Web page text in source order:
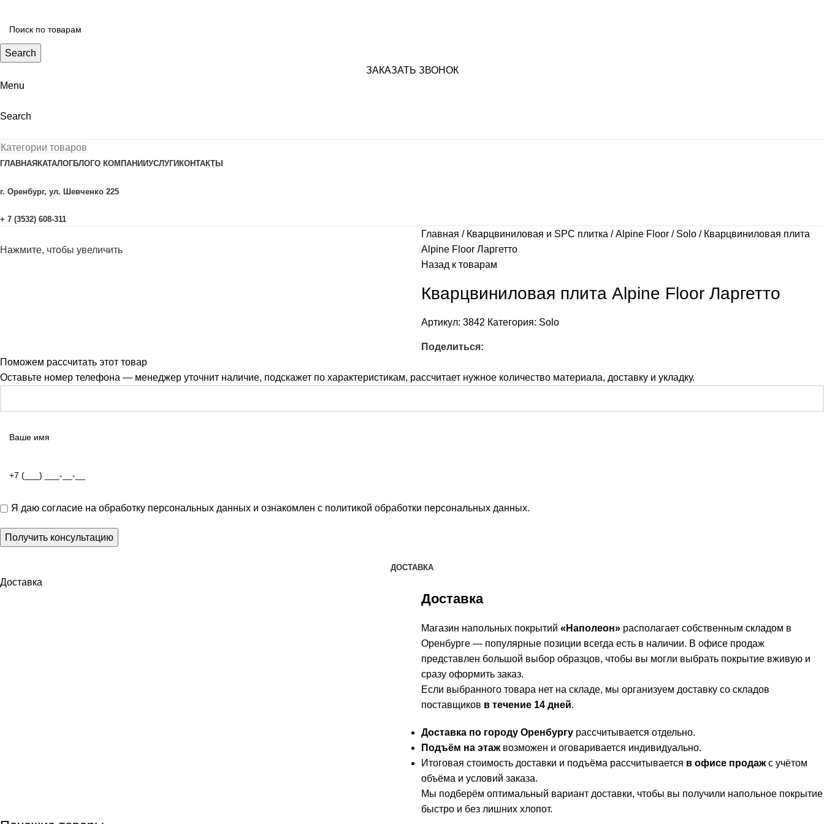
Search
ЗАКАЗАТЬ ЗВОНОК
Menu
Search
Категории товаров
ГЛАВНАЯ КАТАЛОГБЛОГО КОМПАНИИУСЛУГИ КОНТАКТЫ
г. Оренбург, ул. Шевченко 225
+ 7 (3532) 608-311
Нажмите, чтобы увеличить
Главная Кварцвиниловая и SPC плитка Alpine Floor Solo
Кварцвиниловая плита
Alpine Floor Ларгетто
Назад к товарам
Кварцвиниловая плита Alpine Floor Ларгетто
Артикул: 3842 Категория: Solo
Поделиться:
Поможем рассчитать этот товар
Оставьте номер телефона — менеджер уточнит наличие, подскажет по характеристикам, рассчитает нужное количество материала, доставку и укладку.
Я даю согласие на обработку персональных данных и ознакомлен с политикой обработки персональных данных.
ДОСТАВКА
Доставка
Доставка
Магазин напольных покрытий «Наполеон» располагает собственным складом в
Оренбурге — популярные позиции всегда есть в наличии. В офисе продаж
представлен большой выбор образцов, чтобы вы могли выбрать покрытие вживую и
сразу оформить заказ.
Если выбранного товара нет на складе, мы организуем доставку со складов
поставщиков в течение 14 дней.
Доставка по городу Оренбургу рассчитывается отдельно.
Подъём на этажвозможен и оговаривается индивидуально.
Итоговая стоимость доставки и подъёма рассчитывается в офисе продажс учётом
объёма и условий заказа.
Мы подберём оптимальный вариант доставки, чтобы вы получили напольное покрытие
быстро и без лишних хлопот.